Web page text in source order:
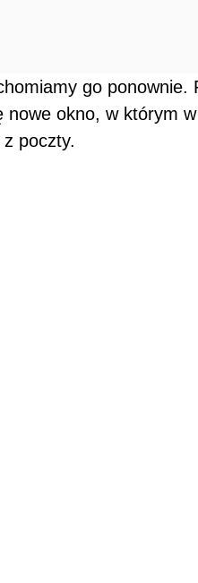
go ponownie.
okno, w którym
poczty.